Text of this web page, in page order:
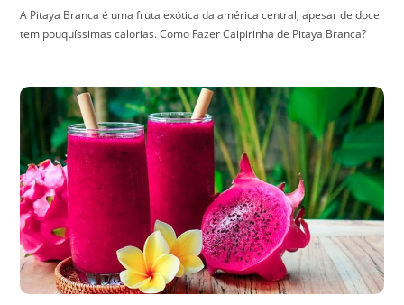
A Pitaya Branca é uma fruta exótica da américa central, apesar de doce
tem pouquíssimas calorias. Como Fazer Caipirinha de Pitaya Branca?